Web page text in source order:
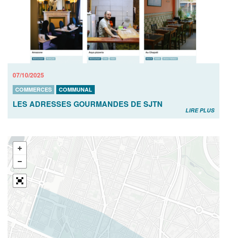
07/10/2025
COMMERCES COMMUNAL
LES ADRESSES GOURMANDES DE SJTN
LIRE PLUS